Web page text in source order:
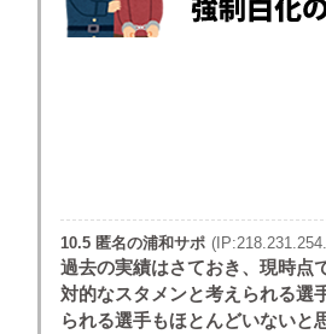
10.5 匿名の浦和サポ
過去の実績はさておき、現時点
対的なスタメンと考えられる選
られる選手もほとんどいないと